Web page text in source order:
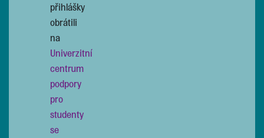
přihlášky
obrátili
na
Univerzitní
centrum
podpory
pro
studenty
se